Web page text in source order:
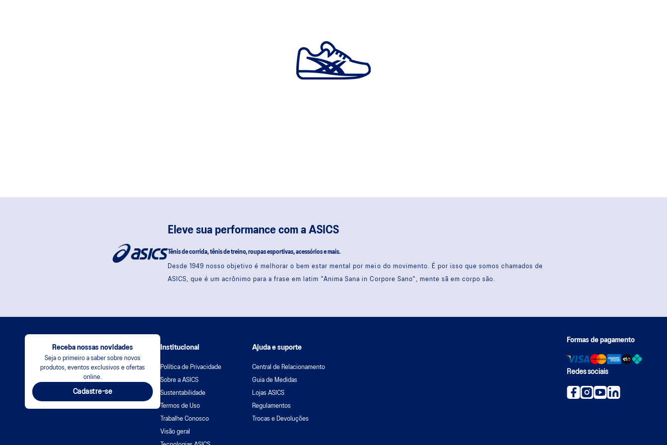
Eleve sua performance com a ASICS
Tênis de corrida, tênis de treino, roupas esportivas, acessórios e mais.
Desde 1949 nosso objetivo é melhorar o bem estar mental por meio do movimento. É por isso que somos chamados de
ASICS, que é um acrônimo para a frase em latim "Anima Sana in Corpore Sano", mente sã em corpo são.
Receba nossas novidades
Seja o primeiro a saber sobre novos
produtos, eventos exclusivos e ofertas
online.
Cadastre-se
Institucional
Política de Privacidade
Sobre a ASICS
Sustentabilidade
Termos de Uso
Trabalhe Conosco
Visão geral
Ajuda e suporte
Central de Relacionamento
Guia de Medidas
Lojas ASICS
Regulamentos
Trocas e Devoluções
Formas de pagamento
Redes sociais